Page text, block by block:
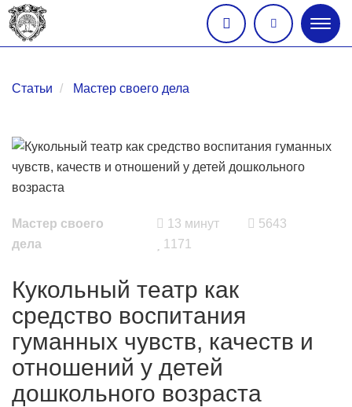
меню
Статьи Мастер своего дела
Мастер своего
дела
13 минут
5643
1171
Кукольный театр как
средство воспитания
гуманных чувств, качеств и
отношений у детей
дошкольного возраста